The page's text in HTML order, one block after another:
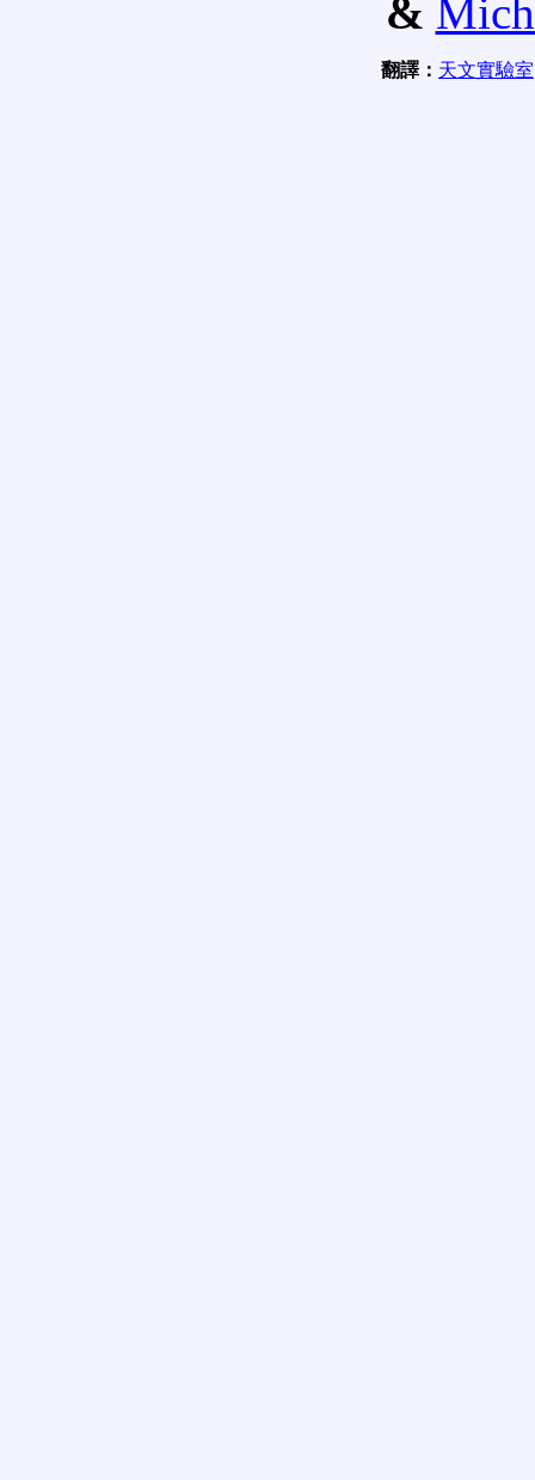
&
翻譯： 天文實驗室